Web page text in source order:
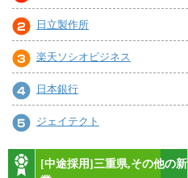
日立製作所
楽天ソシオビジネス
日本銀行
ジェイテクト
[中途採用]三重県,その他の